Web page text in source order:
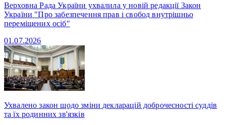
Верховна Рада України ухвалила у новій редакції Закон
України "Про забезпечення прав і свобод внутрішньо
переміщених осіб"
01.07.2026
Ухвалено закон щодо зміни декларацій доброчесності суддів
та їх родинних зв'язків